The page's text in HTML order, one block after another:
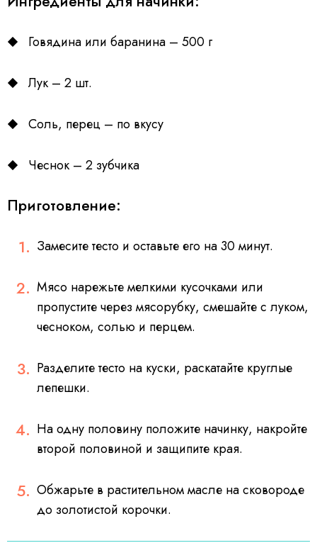
Говядина или баранина – 500 г
Лук – 2 шт.
Соль, перец – по вкусу
Чеснок – 2 зубчика
Приготовление:
Замесите тесто и оставьте его на 30 минут.
Мясо нарежьте мелкими кусочками или
пропустите через мясорубку, смешайте с луком,
чесноком, солью и перцем.
Разделите тесто на куски, раскатайте круглые
лепешки.
На одну половину положите начинку, накройте
второй половиной и защипите края.
Обжарьте в растительном масле на сковороде
до золотистой корочки.